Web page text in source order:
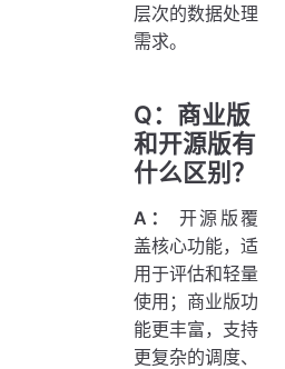
层次的数据处理
需求。
Q：商业版
和开源版有
什么区别？
A：
开源版覆
盖核心功能，适
用于评估和轻量
使用；商业版功
能更丰富，支持
更复杂的调度、